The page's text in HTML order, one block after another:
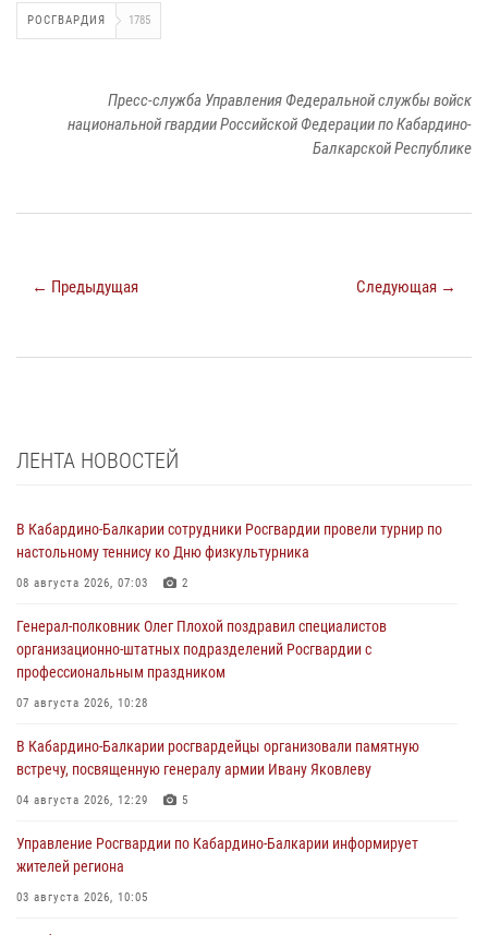
РОСГВАРДИЯ 1785
Пресс-служба Управления Федеральной службы войск
национальной гвардии Российской Федерации по Кабардино-
Балкарской Республике
← Предыдущая Следующая →
ЛЕНТА НОВОСТЕЙ
В Кабардино-Балкарии сотрудники Росгвардии провели турнир по
настольному теннису ко Дню физкультурника
08 августа 2026, 07:03 2
Генерал-полковник Олег Плохой поздравил специалистов
организационно-штатных подразделений Росгвардии с
профессиональным праздником
07 августа 2026, 10:28
В Кабардино-Балкарии росгвардейцы организовали памятную
встречу, посвященную генералу армии Ивану Яковлеву
04 августа 2026, 12:29 5
Управление Росгвардии по Кабардино-Балкарии информирует
жителей региона
03 августа 2026, 10:05